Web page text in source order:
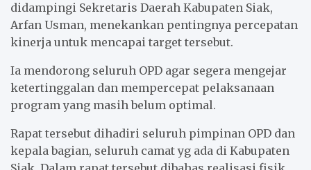
didampingi Sekretaris Daerah Kabupaten Siak,
Arfan Usman, menekankan pentingnya percepatan
kinerja untuk mencapai target tersebut.
Ia mendorong seluruh OPD agar segera mengejar
ketertinggalan dan mempercepat pelaksanaan
program yang masih belum optimal.
Rapat tersebut dihadiri seluruh pimpinan OPD dan
kepala bagian, seluruh camat yg ada di Kabupaten